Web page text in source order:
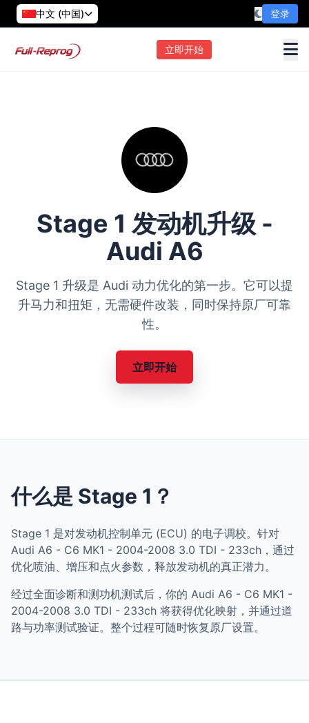
中文 (中国) 登录
立即开始
Stage 1 发动机升级 -
Audi A6
Stage 1 升级是 Audi 动力优化的第一步。它可以提
升马力和扭矩，无需硬件改装，同时保持原厂可靠
性。
立即开始
什么是 Stage 1？
Stage 1 是对发动机控制单元 (ECU) 的电子调校。针对
Audi A6 - C6 MK1 - 2004-2008 3.0 TDI - 233ch，通过
优化喷油、增压和点火参数，释放发动机的真正潜力。
经过全面诊断和测功机测试后，你的 Audi A6 - C6 MK1 -
2004-2008 3.0 TDI - 233ch 将获得优化映射，并通过道
路与功率测试验证。整个过程可随时恢复原厂设置。